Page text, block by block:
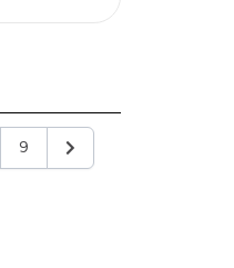
9 Siguiente